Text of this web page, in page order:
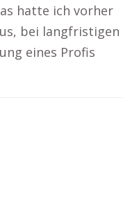
hatte ich vorher
bei langfristigen
eines Profis